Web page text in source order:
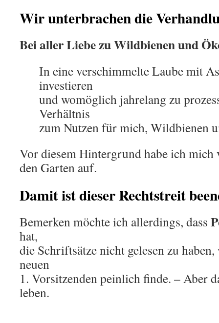
Wir unterbrachen die
Bei aller Liebe zu Wildbienen und
In eine verschimmelte Laube mit
investieren
und womöglich jahrelang zu
Verhältnis
zum Nutzen für mich, Wildbienen
Vor diesem Hintergrund habe ich mich
den Garten auf.
Damit ist dieser Rechtstreit
Bemerken möchte ich allerdings, dass
hat,
die Schriftsätze nicht gelesen zu
neuen
1. Vorsitzenden peinlich finde. – Aber
leben.